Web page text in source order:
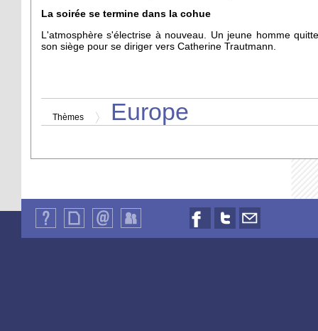
La soirée se termine dans la cohue
L'atmosphère s'électrise à nouveau. Un jeune homme quitte
son siège pour se diriger vers Catherine Trautmann.
Thèmes Europe
sommes-
du